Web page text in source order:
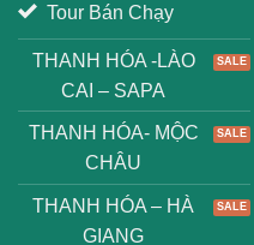
Tour Bán Chạy
THANH HÓA -LÀO
CAI – SAPA
THANH HÓA- MỘC
CHÂU
THANH HÓA – HÀ
GIANG